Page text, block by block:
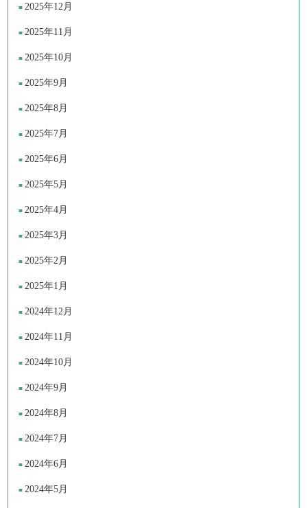
2025年12月
2025年11月
2025年10月
2025年9月
2025年8月
2025年7月
2025年6月
2025年5月
2025年4月
2025年3月
2025年2月
2025年1月
2024年12月
2024年11月
2024年10月
2024年9月
2024年8月
2024年7月
2024年6月
2024年5月